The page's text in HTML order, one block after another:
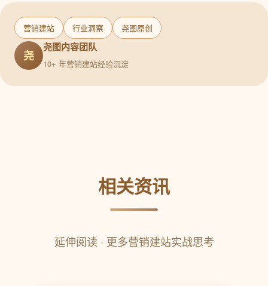
营销建站 行业洞察 尧图原创
尧
尧图内容团队
10+ 年营销建站经验沉淀
相关资讯
延伸阅读 · 更多营销建站实战思考